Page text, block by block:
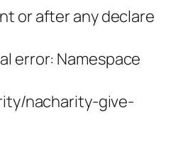
or after any declare
error: Namespace
nacharity-give-